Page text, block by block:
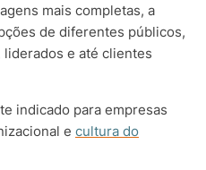
mais completas, a
de diferentes públicos,
e até clientes
indicado para empresas
e cultura do